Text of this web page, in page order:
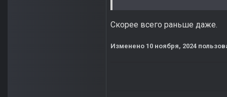
Скорее всего раньше даже.
Изменено 10 ноября, 2024